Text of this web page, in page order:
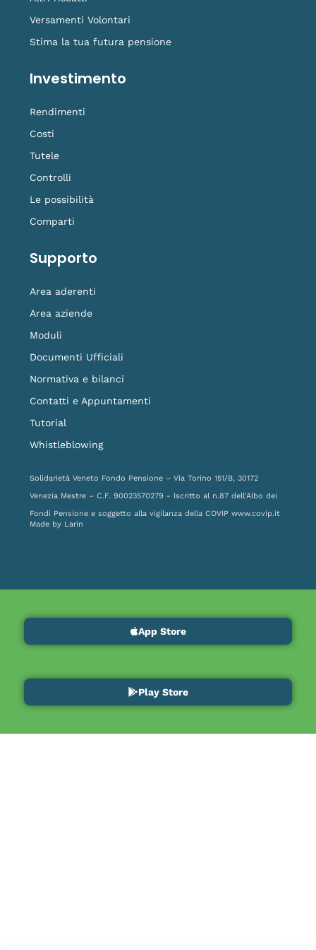
Versamenti Volontari
Stima la tua futura pensione
Investimento
Rendimenti
Costi
Tutele
Controlli
Le possibilità
Comparti
Supporto
Area aderenti
Area aziende
Moduli
Documenti Ufficiali
Normativa e bilanci
Contatti e Appuntamenti
Tutorial
Whistleblowing
Solidarietà Veneto Fondo Pensione – Via Torino 151/B, 30172
Venezia Mestre – C.F. 90023570279 - Iscritto al n.87 dell'Albo dei
Fondi Pensione e soggetto alla vigilanza della COVIP www.covip.it
Made by Larin
App Store
Play Store